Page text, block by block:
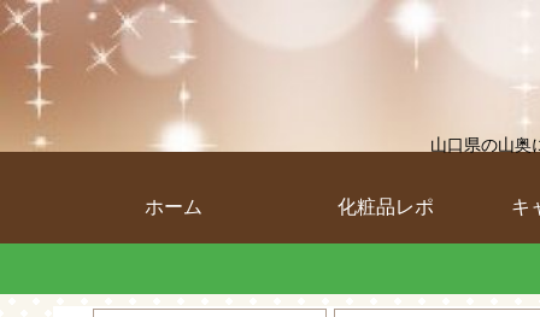
山口県の山奥
ホーム 化粧品レポ キ